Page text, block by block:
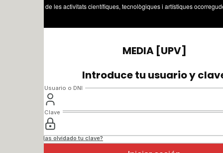
les activitats científiques, tecnològiques i artístiques ocorregudes en els tres